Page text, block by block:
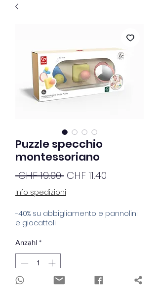
Puzzle specchio
montessoriano
CHF 19.00 Standardpreis
CHF 11.40
Info spedizioni
-40% su abbigliamento e pannolini
e giocattoli
Anzahl *
Nicht verfügbar